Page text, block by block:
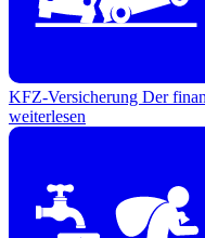
KFZ-Versicherung Der
weiterlesen